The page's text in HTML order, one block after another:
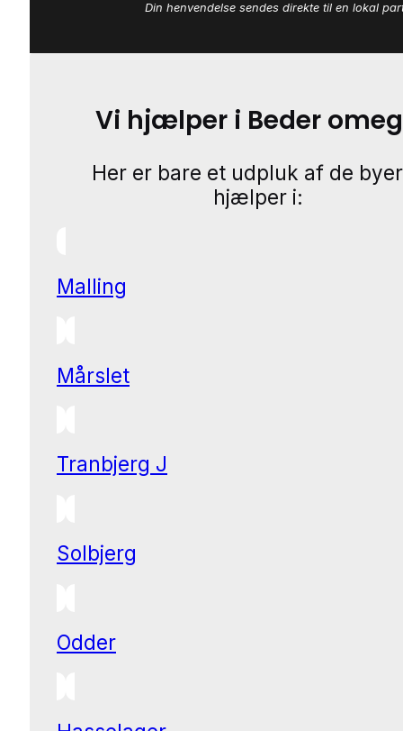
Din henvendelse sendes direkte til en lokal
Vi hjælper i Beder
Her er bare et udpluk af de
hjælper i:
Malling
Mårslet
Tranbjerg J
Solbjerg
Odder